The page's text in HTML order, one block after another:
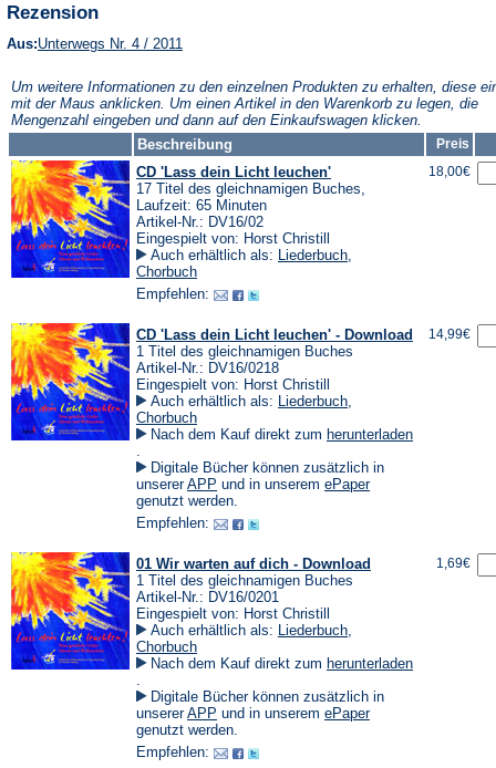
Rezension
Aus:Unterwegs Nr. 4 / 2011
neuen
Tab)
Um weitere Informationen zu den einzelnen Produkten zu erhalten, diese
mit der Maus anklicken. Um einen Artikel in den Warenkorb zu legen, die
Mengenzahl eingeben und dann auf den Einkaufswagen klicken.
Beschreibung
Preis
CD 'Lass dein Licht leuchen'
17 Titel des gleichnamigen Buches,
Laufzeit: 65 Minuten
Artikel-Nr.: DV16/02
Eingespielt von: Horst Christill
Auch erhältlich als: Liederbuch,
Chorbuch
Empfehlen:
18,00€
CD 'Lass dein Licht leuchen' - Download
1 Titel des gleichnamigen Buches
Artikel-Nr.: DV16/0218
Eingespielt von: Horst Christill
Auch erhältlich als: Liederbuch,
Chorbuch
Nach dem Kauf direkt zum herunterladen
in
einem
neuen
Tab)
.
Digitale Bücher können zusätzlich in
unsererAPP (Öffnet
in
neuen
und in unserem ePaper(Öffnet
genutzt werden.
Empfehlen:
14,99€
01 Wir warten auf dich - Download
1 Titel des gleichnamigen Buches
Artikel-Nr.: DV16/0201
Eingespielt von: Horst Christill
Auch erhältlich als: Liederbuch,
Chorbuch
Nach dem Kauf direkt zum herunterladen
in
einem
neuen
Tab)
.
Digitale Bücher können zusätzlich in
unsererAPP (Öffnet
in
neuen
und in unserem ePaper(Öffnet
genutzt werden.
Empfehlen:
1,69€